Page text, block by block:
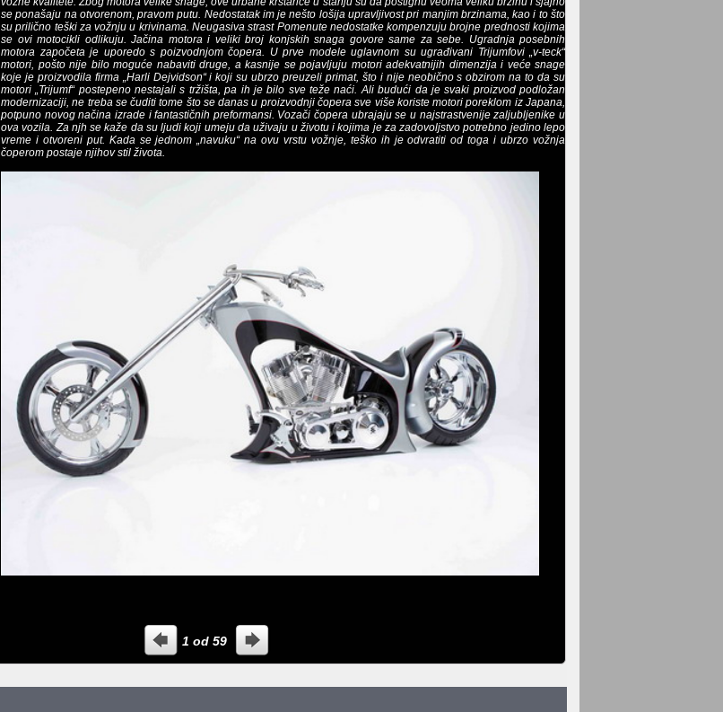
se ponašaju na otvorenom, pravom putu. Nedostatak im je nešto lošija upravljivost pri manjim brzinama, kao i to što
su prilično teški za vožnju u krivinama. Neugasiva strast Pomenute nedostatke kompenzuju brojne prednosti kojima
se ovi motocikli odlikuju. Jačina motora i veliki broj konjskih snaga govore same za sebe. Ugradnja posebnih
motora započeta je uporedo s poizvodnjom čopera. U prve modele uglavnom su ugrađivani Trijumfovi „v-teck“
motori, pošto nije bilo moguće nabaviti druge, a kasnije se pojavljuju motori adekvatnijih dimenzija i veće snage
koje je proizvodila firma „Harli Dejvidson“ i koji su ubrzo preuzeli primat, što i nije neobično s obzirom na to da su
motori „Trijumf“ postepeno nestajali s tržišta, pa ih je bilo sve teže naći. Ali budući da je svaki proizvod podložan
modernizaciji, ne treba se čuditi tome što se danas u proizvodnji čopera sve više koriste motori poreklom iz Japana,
potpuno novog načina izrade i fantastičnih preformansi. Vozači čopera ubrajaju se u najstrastvenije zaljubljenike u
ova vozila. Za njh se kaže da su ljudi koji umeju da uživaju u životu i kojima je za zadovoljstvo potrebno jedino lepo
vreme i otvoreni put. Kada se jednom „navuku“ na ovu vrstu vožnje, teško ih je odvratiti od toga i ubrzo vožnja
čoperom postaje njihov stil života.
1 od 59